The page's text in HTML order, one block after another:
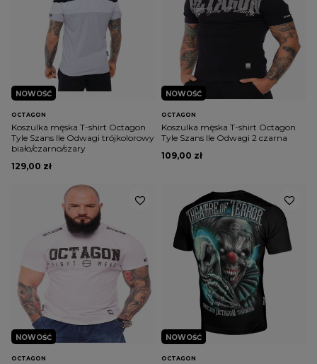
NOWOŚĆ
OCTAGON
Koszulka męska T-shirt Octagon
Tyle Szans Ile Odwagi trójkolorowy
biało/czarno/szary
129,00 zł
NOWOŚĆ
OCTAGON
Koszulka męska T-shirt Octagon
Tyle Szans Ile Odwagi 2 czarna
109,00 zł
NOWOŚĆ
OCTAGON
NOWOŚĆ
OCTAGON